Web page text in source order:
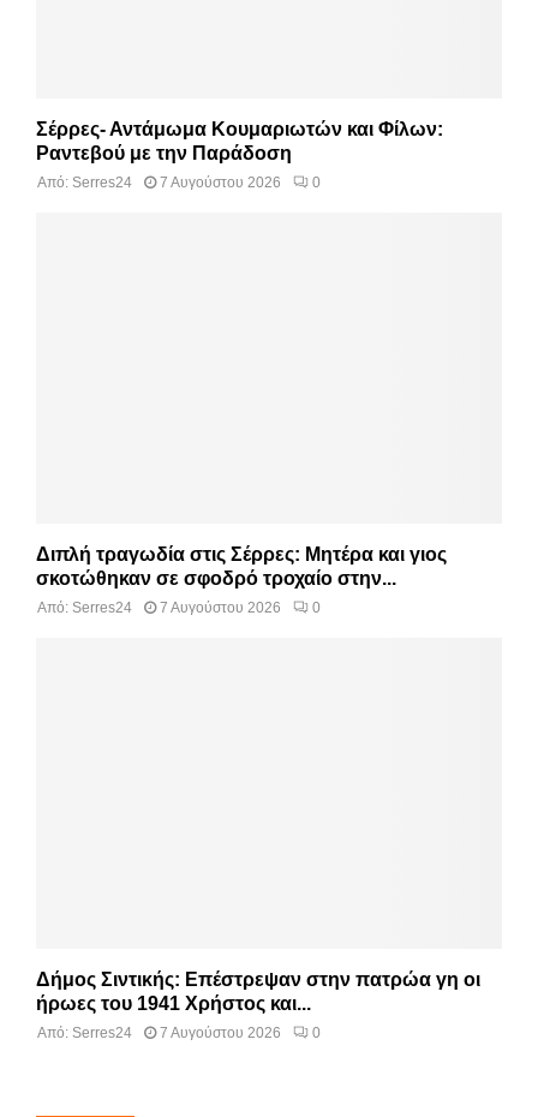
Σέρρες- Αντάμωμα Κουμαριωτών και Φίλων:
Ραντεβού με την Παράδοση
Από: Serres24 7 Αυγούστου 2026 0
Διπλή τραγωδία στις Σέρρες: Μητέρα και γιος
σκοτώθηκαν σε σφοδρό τροχαίο στην...
Από: Serres24 7 Αυγούστου 2026 0
Δήμος Σιντικής: Επέστρεψαν στην πατρώα γη οι
ήρωες του 1941 Χρήστος και...
Από: Serres24 7 Αυγούστου 2026 0